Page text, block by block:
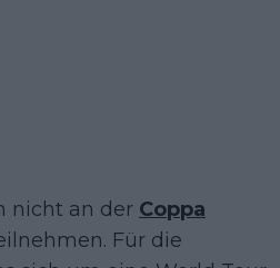
nicht an der Coppa
Für die